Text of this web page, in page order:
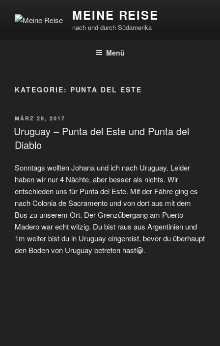
Inhalt
MEINE REISE
nach und durch Südamerika
Menü
KATEGORIE: PUNTA DEL ESTE
VERÖFFENTLICHT
AM
MÄRZ 29, 2017
Uruguay – Punta del Este und Punta del
Diablo
Sonntags wollten Johana und ich nach Uruguay. Leider
haben wir nur 4 Nächte, aber besser als nichts. Wir
entschieden uns für Punta del Este. Mit der Fähre ging es
nach Colonia de Sacramento und von dort aus mit dem
Bus zu unserem Ort. Der Grenzübergang am Puerto
Madero war echt witzig. Du bist raus aus Argentinien und
1m weiter bist du in Uruguay eingereist, bevor du überhaupt
den Boden von Uruguay betreten hast😀.